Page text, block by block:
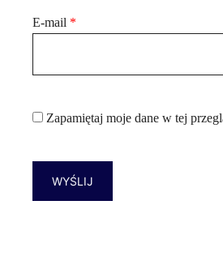
E-mail *
Zapamiętaj moje dane w tej